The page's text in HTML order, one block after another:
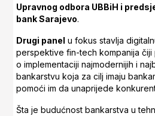
Upravnog odbora UBBiH i
bank Sarajevo.
Drugi panel u fokus stavlja
perspektive fin-tech kompanija
o implementaciji najmodernijih i
bankarstvu koja za cilj imaju
pomoći im da unaprijede
Šta je budućnost bankarstva u